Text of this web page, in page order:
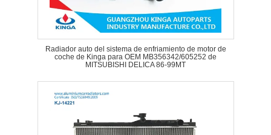
Radiador auto del sistema de enfriamiento de motor de
coche de Kinga para OEM MB356342/605252 de
MITSUBISHI DELICA 86-99MT